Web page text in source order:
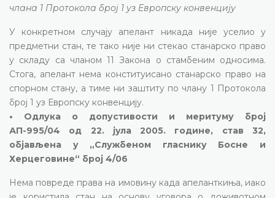
члана 1 Протокола број 1 уз Европску конвенцију
У конкретном случају апелант никада није уселио у
предметни стан, те тако није ни стекао станарско право
у складу са чланом 11 Закона о стамбеним односима.
Стога, апелант нема конституисано станарско право на
спорном стану, а тиме ни заштиту по члану 1 Протокола
број 1 уз Европску конвенцију.
• Одлука о допустивости и меритуму број
АП-995/04 од 22. јула 2005. године, став 32,
објављена у „Службеном гласнику Босне и
Херцеговине“ број 4/06
Нема повреде права на имовину када апеланткиња, иако